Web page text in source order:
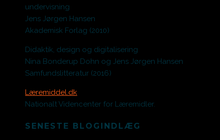
undervisning
Jens Jørgen Hansen
Akademisk Forlag (2010)
Didaktik, design og digitalisering
Nina Bonderup Dohn og Jens Jørgen Hansen
Samfundslitteratur (2016)
Læremiddel.dk
Nationalt Videncenter for Læremidler.
SENESTE BLOGINDLÆG